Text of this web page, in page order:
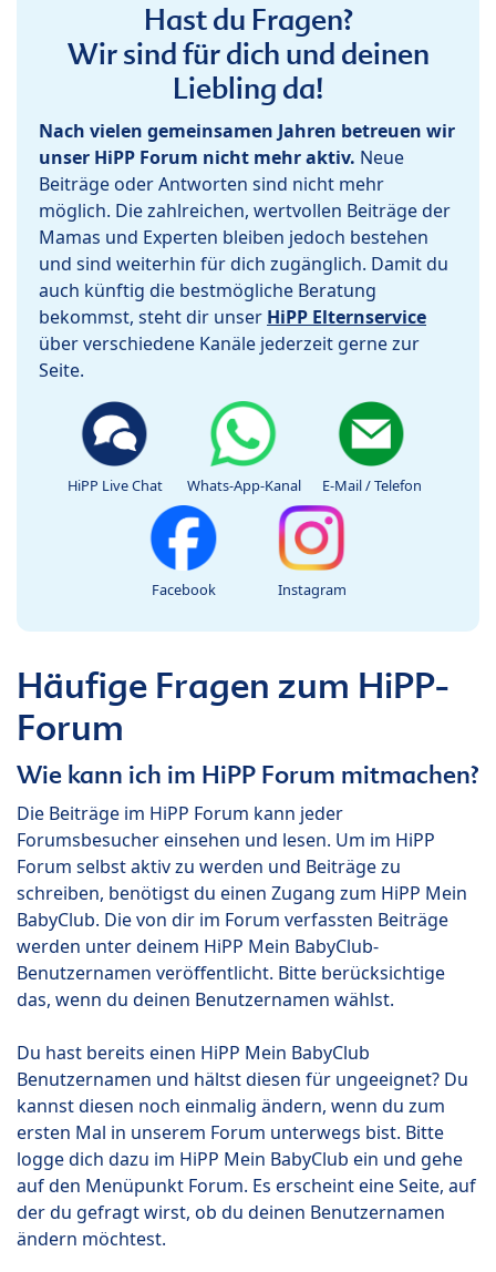
Hast du Fragen?
Wir sind für dich und deinen
Liebling da!
Nach vielen gemeinsamen Jahren betreuen wir
unser HiPP Forum nicht mehr aktiv. Neue
Beiträge oder Antworten sind nicht mehr
möglich. Die zahlreichen, wertvollen Beiträge der
Mamas und Experten bleiben jedoch bestehen
und sind weiterhin für dich zugänglich. Damit du
auch künftig die bestmögliche Beratung
bekommst, steht dir unser HiPP Elternservice
über verschiedene Kanäle jederzeit gerne zur
Seite.
HiPP Live Chat Whats-App-Kanal E-Mail / Telefon
Facebook Instagram
Häufige Fragen zum HiPP-
Forum
Wie kann ich im HiPP Forum mitmachen?
Die Beiträge im HiPP Forum kann jeder
Forumsbesucher einsehen und lesen. Um im HiPP
Forum selbst aktiv zu werden und Beiträge zu
schreiben, benötigst du einen Zugang zum HiPP Mein
BabyClub. Die von dir im Forum verfassten Beiträge
werden unter deinem HiPP Mein BabyClub-
Benutzernamen veröffentlicht. Bitte berücksichtige
das, wenn du deinen Benutzernamen wählst.
Du hast bereits einen HiPP Mein BabyClub
Benutzernamen und hältst diesen für ungeeignet? Du
kannst diesen noch einmalig ändern, wenn du zum
ersten Mal in unserem Forum unterwegs bist. Bitte
logge dich dazu im HiPP Mein BabyClub ein und gehe
auf den Menüpunkt Forum. Es erscheint eine Seite, auf
der du gefragt wirst, ob du deinen Benutzernamen
ändern möchtest.